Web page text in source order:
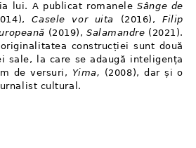
lui. A publicat romaneleSânge de
Casele vor uita (2016),Filip
(2019),Salamandre (2021).
construcției sunt două
sale, la care se adaugă inteligența
de versuri, Yima, (2008), dar și o
cultural.